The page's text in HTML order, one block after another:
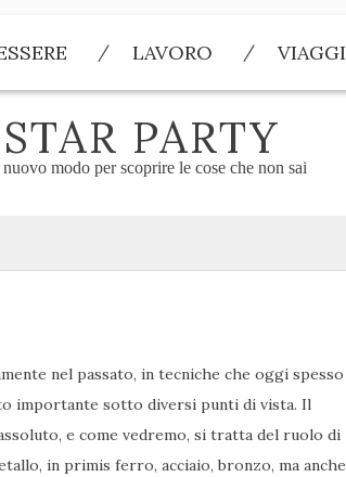
LAVORO VIAGGI
STAR PARTY
modo per scoprire le cose che non sai
nel passato, in tecniche che oggi spesso
importante sotto diversi punti di vista. Il
e come vedremo, si tratta del ruolo di
in primis ferro, acciaio, bronzo, ma anche